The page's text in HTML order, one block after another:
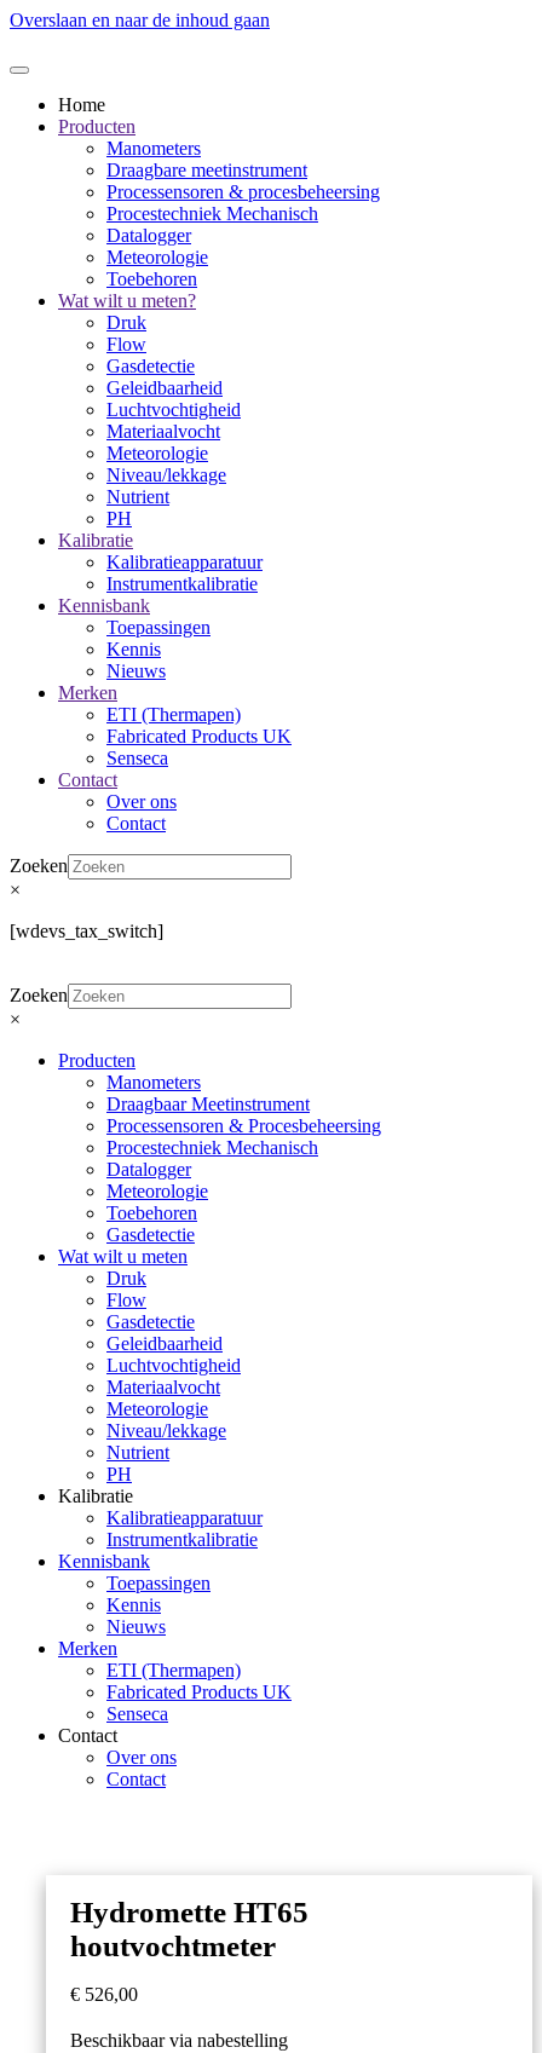
Overslaan en naar de inhoud gaan
Home
Producten
Manometers
Draagbare meetinstrument
Processensoren & procesbeheersing
Procestechniek Mechanisch
Datalogger
Meteorologie
Toebehoren
Wat wilt u meten?
Druk
Flow
Gasdetectie
Geleidbaarheid
Luchtvochtigheid
Materiaalvocht
Meteorologie
Niveau/lekkage
Nutrient
PH
Kalibratie
Kalibratieapparatuur
Instrumentkalibratie
Kennisbank
Toepassingen
Kennis
Nieuws
Merken
ETI (Thermapen)
Fabricated Products UK
Senseca
Contact
Over ons
Contact
Zoeken
×
[wdevs_tax_switch]
Zoeken
×
Producten
Manometers
Draagbaar Meetinstrument
Processensoren & Procesbeheersing
Procestechniek Mechanisch
Datalogger
Meteorologie
Toebehoren
Gasdetectie
Wat wilt u meten
Druk
Flow
Gasdetectie
Geleidbaarheid
Luchtvochtigheid
Materiaalvocht
Meteorologie
Niveau/lekkage
Nutrient
PH
Kalibratie
Kalibratieapparatuur
Instrumentkalibratie
Kennisbank
Toepassingen
Kennis
Nieuws
Merken
ETI (Thermapen)
Fabricated Products UK
Senseca
Contact
Over ons
Contact
Hydromette HT65
houtvochtmeter
€ 526,00
Beschikbaar via nabestelling